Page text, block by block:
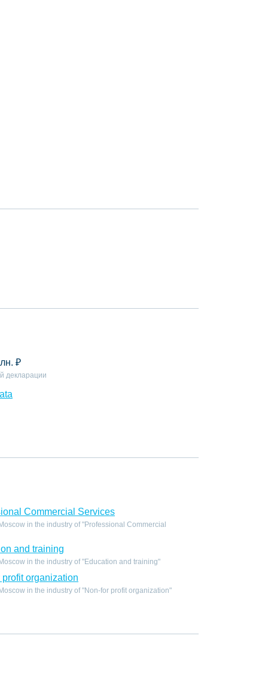
₽
декларации
Commercial Services
in the industry of "Professional Commercial
and training
in the industry of "Education and training"
organization
in the industry of "Non-for profit organization"